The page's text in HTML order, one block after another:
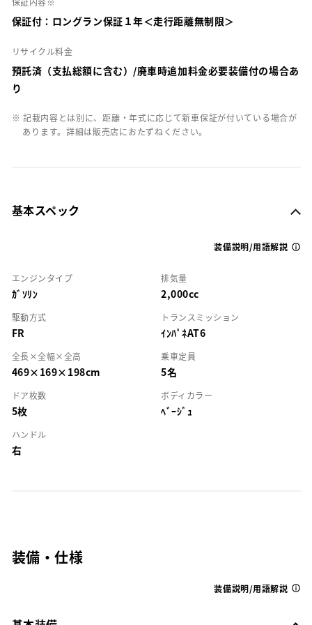
保証付：ロングラン保証１年＜走行距離無制限＞
リサイクル料金
預託済（支払総額に含む）/廃車時追加料金必要装備付の場合あ
り
※ 記載内容とは別に、距離・年式に応じて新車保証が付いている場合が
あります。詳細は販売店におたずねください。
基本スペック
装備説明/用語解説
エンジンタイプ
ｶﾞｿﾘﾝ
排気量
2,000cc
駆動方式
FR
トランスミッション
ｲﾝﾊﾟﾈAT6
全長×全幅×全高
469×169×198cm
乗車定員
5名
ドア枚数
5枚
ボディカラー
ﾍﾞｰｼﾞｭ
ハンドル
右
装備・仕様
装備説明/用語解説